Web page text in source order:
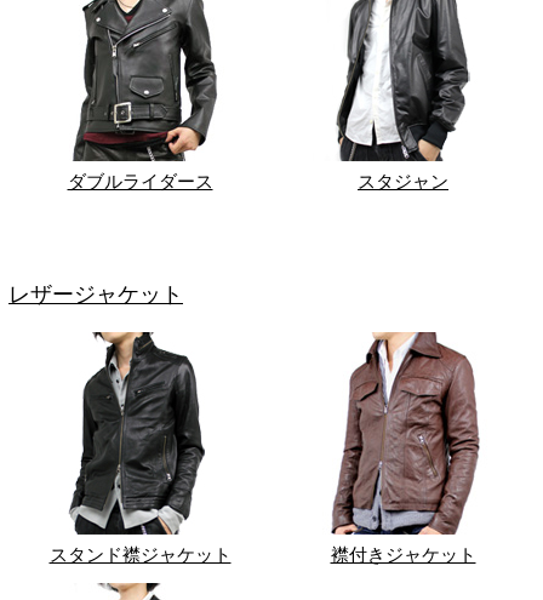
ダブルライダース スタジャン
レザージャケット
スタンド襟ジャケット 襟付きジャケット